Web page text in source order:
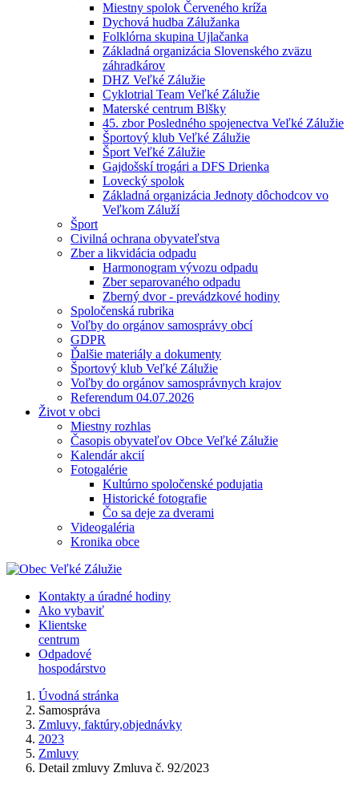
Miestny spolok Červeného kríža
Dychová hudba Zálužanka
Folklórna skupina Ujlačanka
Základná organizácia Slovenského zväzu
záhradkárov
DHZ Veľké Zálužie
Cyklotrial Team Veľké Zálužie
Materské centrum Blšky
45. zbor Posledného spojenectva Veľké Zálužie
Športový klub Veľké Zálužie
Šport Veľké Zálužie
Gajdošskí trogári a DFS Drienka
Lovecký spolok
Základná organizácia Jednoty dôchodcov vo
Veľkom Záluží
Šport
Civilná ochrana obyvateľstva
Zber a likvidácia odpadu
Harmonogram vývozu odpadu
Zber separovaného odpadu
Zberný dvor - prevádzkové hodiny
Spoločenská rubrika
Voľby do orgánov samosprávy obcí
GDPR
Ďalšie materiály a dokumenty
Športový klub Veľké Zálužie
Voľby do orgánov samosprávnych krajov
Referendum 04.07.2026
Život v obci
Miestny rozhlas
Časopis obyvateľov Obce Veľké Zálužie
Kalendár akcií
Fotogalérie
Kultúrno spoločenské podujatia
Historické fotografie
Čo sa deje za dverami
Videogaléria
Kronika obce
Kontakty a úradné hodiny
Ako vybaviť
Klientske
centrum
Odpadové
hospodárstvo
Úvodná stránka
Samospráva
Zmluvy, faktúry,objednávky
2023
Zmluvy
Detail zmluvy Zmluva č. 92/2023